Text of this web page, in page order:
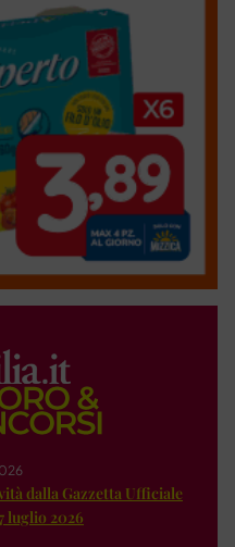
dalla Gazzetta Ufficiale
luglio 2026